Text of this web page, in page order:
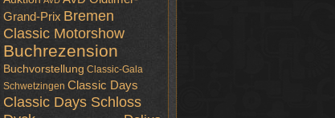
Grand-Prix Bremen
Classic Motorshow
Buchrezension
Buchvorstellung Classic-Gala
Schwetzingen Classic Days
Classic Days Schloss